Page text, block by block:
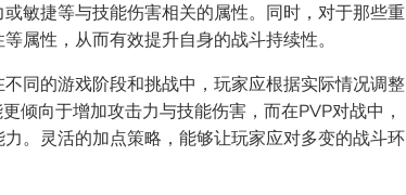
敏捷等与技能伤害相关的属性。同时，对于那些重
属性，从而有效提升自身的战斗持续性。
同的游戏阶段和挑战中，玩家应根据实际情况调整
倾向于增加攻击力与技能伤害，而在PVP对战中，
。灵活的加点策略，能够让玩家应对多变的战斗环